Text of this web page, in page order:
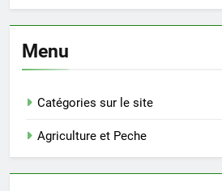
Menu
Catégories sur le site
Agriculture et Peche